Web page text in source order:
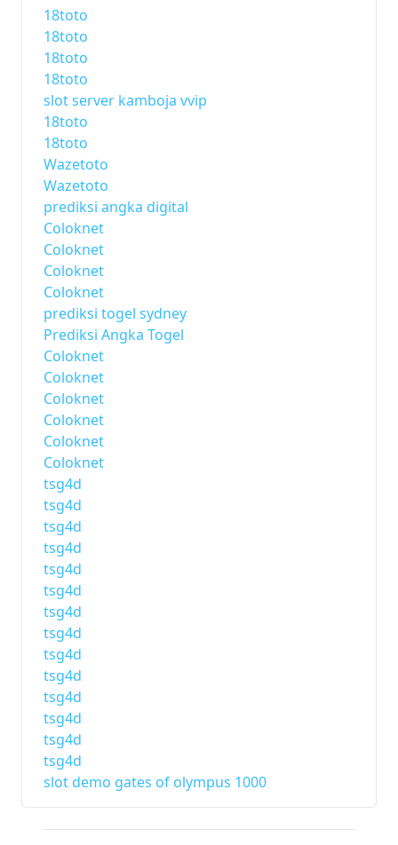
18toto
18toto
18toto
18toto
slot server kamboja vvip
18toto
18toto
Wazetoto
Wazetoto
prediksi angka digital
Coloknet
Coloknet
Coloknet
Coloknet
prediksi togel sydney
Prediksi Angka Togel
Coloknet
Coloknet
Coloknet
Coloknet
Coloknet
Coloknet
tsg4d
tsg4d
tsg4d
tsg4d
tsg4d
tsg4d
tsg4d
tsg4d
tsg4d
tsg4d
tsg4d
tsg4d
tsg4d
tsg4d
slot demo gates of olympus 1000